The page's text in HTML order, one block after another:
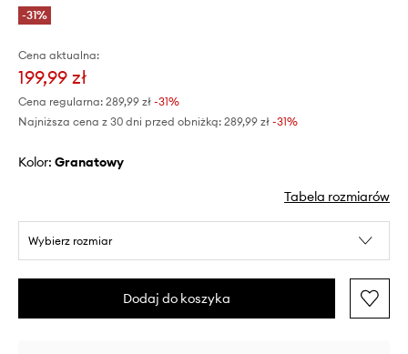
-31%
Cena aktualna:
199,99 zł
Cena regularna: 289,99 zł -31%
Najniższa cena z 30 dni przed obniżką: 289,99 zł -31%
Kolor: granatowy
Tabela rozmiarów
Wybierz rozmiar
Dodaj do koszyka